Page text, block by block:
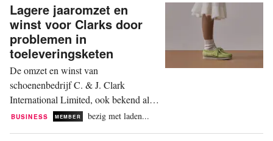
Volgens de aanklagers maakt Amazon
gebruik van illegale strategieën om
concurrentie te beperken en zelf een
monopoliepositie te behouden. Dat is
te...
Lagere jaaromzet en
winst voor Clarks door
problemen in
toeleveringsketen
De omzet en winst van
schoenenbedrijf C. & J. Clark
International Limited, ook bekend als
Clarks, zakten in boekjaar 2022 ten
BUSINESS MEMBER bezig met laden...